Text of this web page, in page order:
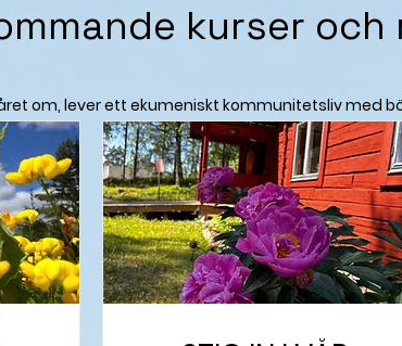
kurser
om, lever ett ekumeniskt kommunitetsliv med